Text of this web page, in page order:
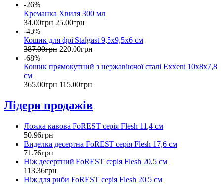
-26%
Креманка Хвиля 300 мл
34.00грн 25.00грн
-43%
Кошик для фрі Stalgast 9,5х9,5х6 см
387.00грн 220.00грн
-68%
Кошик прямокутний з нержавіючої сталі Exxent 10х8х7,8
см
365.00грн 115.00грн
Лідери продажів
Ложка кавова FoREST серія Flesh 11,4 см
50.96грн
Виделка десертна FoREST серія Flesh 17,6 см
71 .76грн
Ніж десертний FoREST серія Flesh 20,5 см
113.36грн
Ніж для риби FoREST серія Flesh 20,5 см